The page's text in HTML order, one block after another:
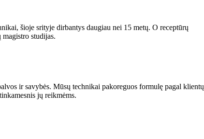
šioje srityje dirbantys daugiau nei 15 metų. O receptūrų
studijas.
ir savybės. Mūsų technikai pakoreguos formulę pagal klientų
jų reikmėms.